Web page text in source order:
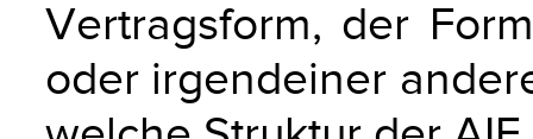
Vertragsform, der
oder irgendeiner